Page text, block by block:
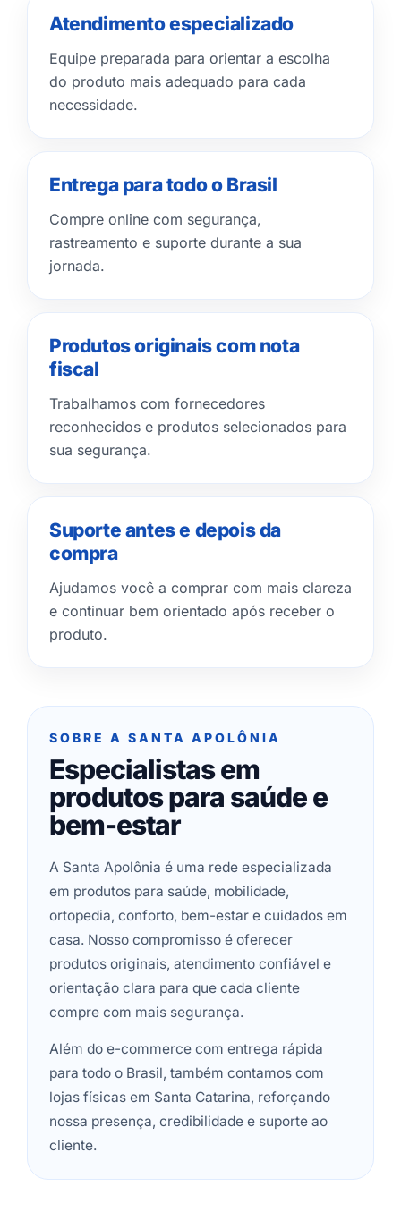
Atendimento especializado
Equipe preparada para orientar a escolha
do produto mais adequado para cada
necessidade.
Entrega para todo o Brasil
Compre online com segurança,
rastreamento e suporte durante a sua
jornada.
Produtos originais com nota
fiscal
Trabalhamos com fornecedores
reconhecidos e produtos selecionados para
sua segurança.
Suporte antes e depois da
compra
Ajudamos você a comprar com mais clareza
e continuar bem orientado após receber o
produto.
SOBRE A SANTA APOLÔNIA
Especialistas em
produtos para saúde e
bem-estar
A Santa Apolônia é uma rede especializada
em produtos para saúde, mobilidade,
ortopedia, conforto, bem-estar e cuidados em
casa. Nosso compromisso é oferecer
produtos originais, atendimento confiável e
orientação clara para que cada cliente
compre com mais segurança.
Além do e-commerce com entrega rápida
para todo o Brasil, também contamos com
lojas físicas em Santa Catarina, reforçando
nossa presença, credibilidade e suporte ao
cliente.